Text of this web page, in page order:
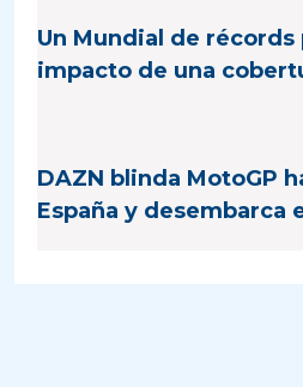
Un Mundial de récords
impacto de una
DAZN blinda MotoGP
España y desembarca